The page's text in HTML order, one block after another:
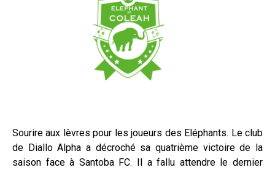
Sourire aux lèvres pour les joueurs des Eléphants. Le club
de Diallo Alpha a décroché sa quatrième victoire de la
saison face à Santoba FC. Il a fallu attendre le dernier